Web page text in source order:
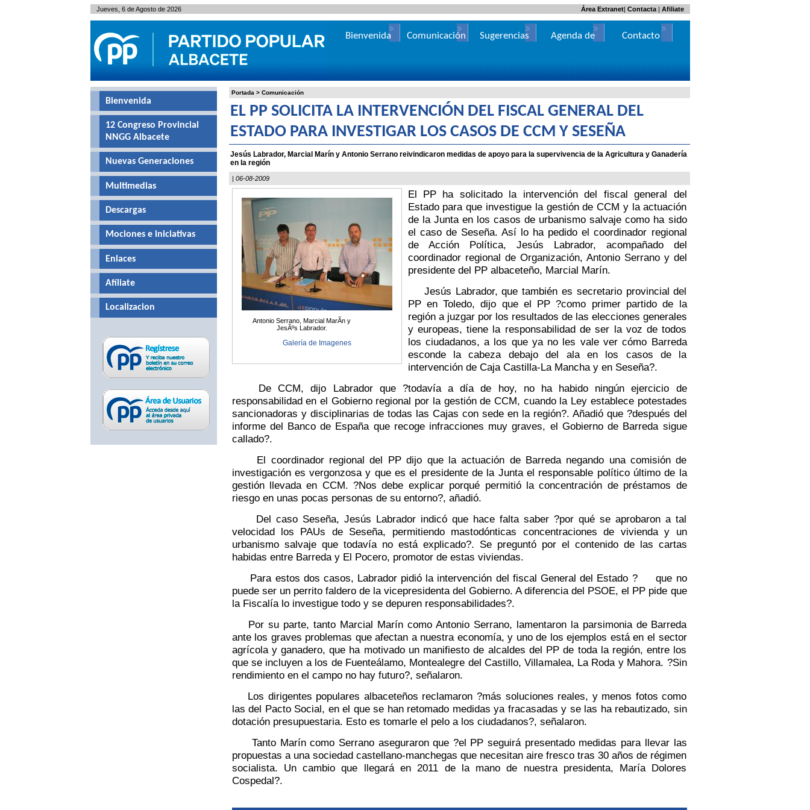
Portada > Comunicación
EL PP SOLICITA LA INTERVENCIÓN DEL FISCAL GENERAL DEL
ESTADO PARA INVESTIGAR LOS CASOS DE CCM Y SESEÑA
Jesús Labrador, Marcial Marín y Antonio Serrano reivindicaron medidas de apoyo para la supervivencia de la Agricultura y Ganadería
en la región
| 06-08-2009
Antonio Serrano, Marcial MarÃ­n y
JesÃºs Labrador.
Galería de Imagenes
El PP ha solicitado la intervención del fiscal general del
Estado para que investigue la gestión de CCM y la actuación
de la Junta en los casos de urbanismo salvaje como ha sido
el caso de Seseña. Así lo ha pedido el coordinador regional
de Acción Política, Jesús Labrador, acompañado del
coordinador regional de Organización, Antonio Serrano y del
presidente del PP albaceteño, Marcial Marín.
Jesús Labrador, que también es secretario provincial del
PP en Toledo, dijo que el PP ?como primer partido de la
región a juzgar por los resultados de las elecciones generales
y europeas, tiene la responsabilidad de ser la voz de todos
los ciudadanos, a los que ya no les vale ver cómo Barreda
esconde la cabeza debajo del ala en los casos de la
intervención de Caja Castilla-La Mancha y en Seseña?.
De CCM, dijo Labrador que ?todavía a día de hoy, no ha habido ningún ejercicio de
responsabilidad en el Gobierno regional por la gestión de CCM, cuando la Ley establece potestades
sancionadoras y disciplinarias de todas las Cajas con sede en la región?. Añadió que ?después del
informe del Banco de España que recoge infracciones muy graves, el Gobierno de Barreda sigue
callado?.
El coordinador regional del PP dijo que la actuación de Barreda negando una comisión de
investigación es vergonzosa y que es el presidente de la Junta el responsable político último de la
gestión llevada en CCM. ?Nos debe explicar porqué permitió la concentración de préstamos de
riesgo en unas pocas personas de su entorno?, añadió.
Del caso Seseña, Jesús Labrador indicó que hace falta saber ?por qué se aprobaron a tal
velocidad los PAUs de Seseña, permitiendo mastodónticas concentraciones de vivienda y un
urbanismo salvaje que todavía no está explicado?. Se preguntó por el contenido de las cartas
habidas entre Barreda y El Pocero, promotor de estas viviendas.
Para estos dos casos, Labrador pidió la intervención del fiscal General del Estado ? que no
puede ser un perrito faldero de la vicepresidenta del Gobierno. A diferencia del PSOE, el PP pide que
la Fiscalía lo investigue todo y se depuren responsabilidades?.
Por su parte, tanto Marcial Marín como Antonio Serrano, lamentaron la parsimonia de Barreda
ante los graves problemas que afectan a nuestra economía, y uno de los ejemplos está en el sector
agrícola y ganadero, que ha motivado un manifiesto de alcaldes del PP de toda la región, entre los
que se incluyen a los de Fuenteálamo, Montealegre del Castillo, Villamalea, La Roda y Mahora. ?Sin
rendimiento en el campo no hay futuro?, señalaron.
Los dirigentes populares albaceteños reclamaron ?más soluciones reales, y menos fotos como
las del Pacto Social, en el que se han retomado medidas ya fracasadas y se las ha rebautizado, sin
dotación presupuestaria. Esto es tomarle el pelo a los ciudadanos?, señalaron.
Tanto Marín como Serrano aseguraron que ?el PP seguirá presentado medidas para llevar las
propuestas a una sociedad castellano-manchegas que necesitan aire fresco tras 30 años de régimen
socialista. Un cambio que llegará en 2011 de la mano de nuestra presidenta, María Dolores
Cospedal?.
Bienvenida
12 Congreso Provincial
NNGG Albacete
Nuevas Generaciones
Multimedias
Descargas
Mociones e iniciativas
Enlaces
Afíliate
Localizacion
Jueves, 6 de Agosto de 2026 | Contacta| Afiliate
Área Extranet
Bienvenida Comunicación Sugerencias
Agenda de
Contacto